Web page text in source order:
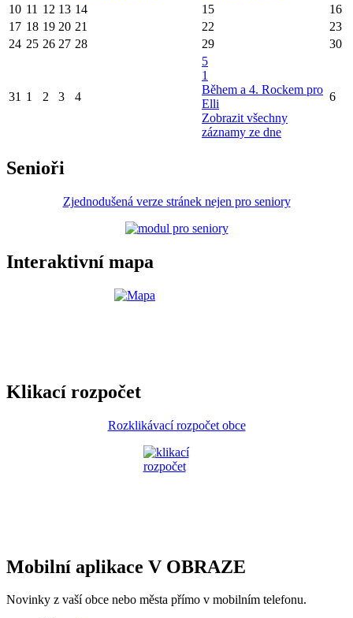
10 11 12 13 14 15
16
17 18 19 20 21 22
23
24 25 26 27 28 29 30
31 1 2 3 4
5
1
Během a 4. Rockem pro
Elli
Zobrazit všechny
záznamy ze dne
6
Senioři
Zjednodušená verze stránek nejen pro seniory
Interaktivní mapa
Klikací rozpočet
Rozklikávací rozpočet obce
Mobilní aplikace V OBRAZE
Novinky z vaší obce nebo města přímo v mobilním telefonu.